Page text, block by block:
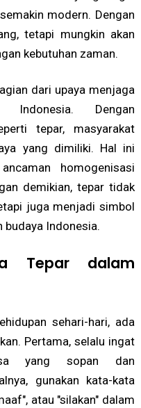
modern. Dengan
tetapi mungkin akan
kebutuhan zaman.
dari upaya menjaga
Indonesia. Dengan
tepar, masyarakat
yang dimiliki. Hal ini
homogenisasi
demikian, tepar tidak
juga menjadi simbol
budaya Indonesia.
Tepar dalam
sehari-hari, ada
Pertama, selalu ingat
yang sopan dan
gunakan kata-kata
atau "silakan" dalam